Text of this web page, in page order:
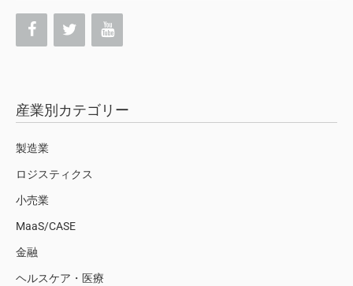
産業別カテゴリー
製造業
ロジスティクス
小売業
MaaS/CASE
金融
ヘルスケア・医療